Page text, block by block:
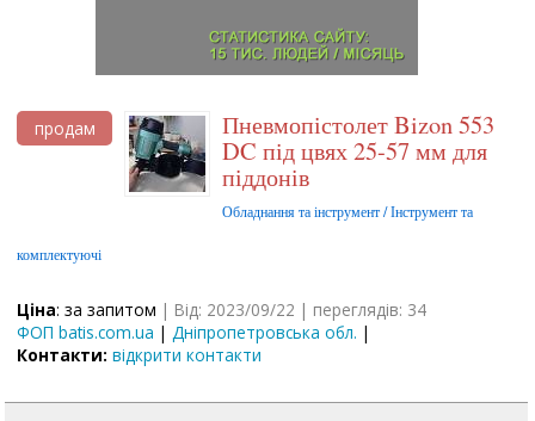
продам Пневмопістолет Bizon 553
DC під цвях 25-57 мм для
піддонів
Обладнання та інструмент / Інструмент та
комплектуючі
Ціна: за запитом | Від: 2023/09/22 | переглядів: 34
ФОП batis.com.ua | Дніпропетровська обл. |
Контакти: відкрити контакти